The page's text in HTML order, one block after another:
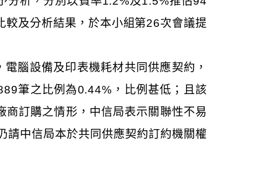
及分析結果，於本小組第26次會議提
腦設備及印表機耗材共同供應契約，
筆之比例為0.44%，比例甚低；且該
訂購之情形，中信局表示關聯性不易
請中信局本於共同供應契約訂約機關權